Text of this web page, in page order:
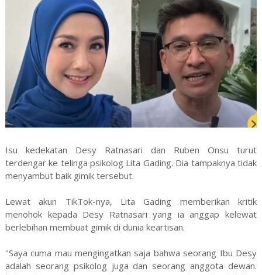
Isu kedekatan Desy Ratnasari dan Ruben Onsu turut
terdengar ke telinga psikolog Lita Gading. Dia tampaknya tidak
menyambut baik gimik tersebut.
Lewat akun TikTok-nya, Lita Gading memberikan kritik
menohok kepada Desy Ratnasari yang ia anggap kelewat
berlebihan membuat gimik di dunia keartisan.
"Saya cuma mau mengingatkan saja bahwa seorang Ibu Desy
adalah seorang psikolog juga dan seorang anggota dewan.